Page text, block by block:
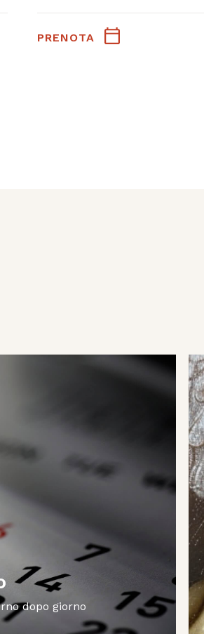
PRENOTA
dopo giorno